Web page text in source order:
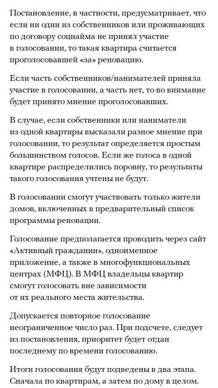
Постановление, в частности, предусматривает, что
если ни один из собственников или проживающих
по договору соцнайма не принял участие
в голосовании, то такая квартира считается
проголосовавшей «за» реновацию.
Если часть собственников/нанимателей приняла
участие в голосовании, а часть нет, то во внимание
будет принято мнение проголосовавших.
В случае, если собственники или наниматели
из одной квартиры высказали разное мнение при
голосовании, то результат определяется простым
большинством голосов. Если же голоса в одной
квартире распределились поровну, то результаты
такого голосования учтены не будут.
В голосовании смогут участвовать только жители
домов, включенных в предварительный список
программы реновации.
Голосование предполагается проводить через сайт
«Активный гражданин», одноименное
приложение, а также в многофункциональных
центрах (МФЦ). В МФЦ владельцы квартир
смогут голосовать вне зависимости
от их реального места жительства.
Допускается повторное голосование
неограниченное число раз. При подсчете, следует
из постановления, приоритет будет отдан
последнему по времени голосованию.
Итоги голосования будут подведены в два этапа.
Сначала по квартирам, а затем по дому в целом.